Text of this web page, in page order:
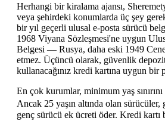
Herhangi bir kiralama ajansı,
veya şehirdeki konumlarda üç şey
bir yıl geçerli ulusal e-posta sürücü
1968 Viyana Sözleşmesi'ne uygun
Belgesi — Rusya, daha eski 1949
etmez. Üçüncü olarak, güvenlik
kullanacağınız kredi kartına uygun bir
En çok kurumlar, minimum yaş
Ancak 25 yaşın altında olan
genç sürücü ek ücreti öder. Kredi kartı